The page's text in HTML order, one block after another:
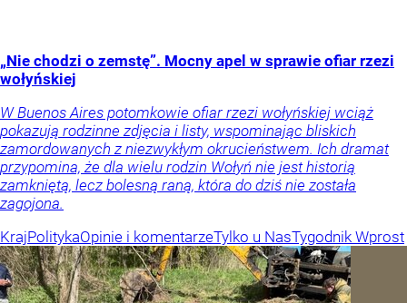
„Nie chodzi o zemstę”. Mocny apel w sprawie ofiar rzezi
wołyńskiej
W Buenos Aires potomkowie ofiar rzezi wołyńskiej wciąż
pokazują rodzinne zdjęcia i listy, wspominając bliskich
zamordowanych z niezwykłym okrucieństwem. Ich dramat
przypomina, że dla wielu rodzin Wołyń nie jest historią
zamkniętą, lecz bolesną raną, która do dziś nie została
zagojona.
KrajPolitykaOpinie i komentarzeTylko u NasTygodnik Wprost